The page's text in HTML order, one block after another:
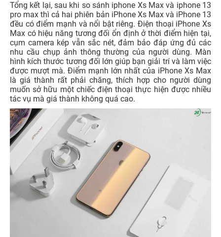
Tổng kết lại, sau khi so sánh iphone Xs Max và iphone 13
pro max thì cả hai phiên bản iPhone Xs Max và iPhone 13
đều có điểm mạnh và nổi bật riêng. Điện thoại iPhone Xs
Max có hiệu năng tương đối ổn định ở thời điểm hiện tại,
cụm camera kép vẫn sắc nét, đảm bảo đáp ứng đủ các
nhu cầu chụp ảnh thông thường của người dùng. Màn
hình kích thước tương đối lớn giúp bạn giải trí và làm việc
được mượt mà. Điểm mạnh lớn nhất của iPhone Xs Max
là giá thành rất phải chăng, thích hợp cho người dùng
muốn sở hữu một chiếc điện thoại thực hiện được nhiều
tác vụ mà giá thành không quá cao.